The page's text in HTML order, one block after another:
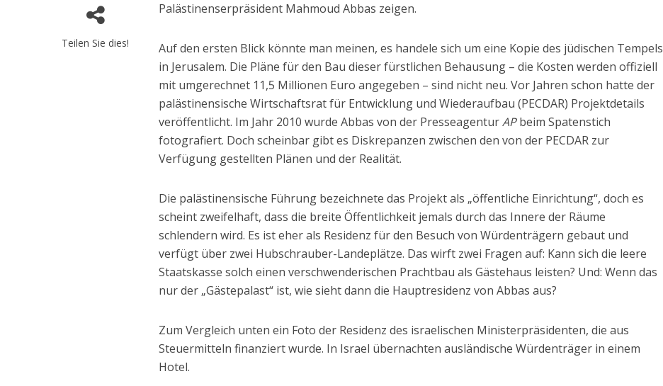
Teilen Sie dies!
Palästinenserpräsident Mahmoud Abbas zeigen.
Auf den ersten Blick könnte man meinen, es handele sich um eine Kopie des jüdischen Tempels
in Jerusalem. Die Pläne für den Bau dieser fürstlichen Behausung – die Kosten werden offiziell
mit umgerechnet 11,5 Millionen Euro angegeben – sind nicht neu. Vor Jahren schon hatte der
palästinensische Wirtschaftsrat für Entwicklung und Wiederaufbau (PECDAR) Projektdetails
veröffentlicht. Im Jahr 2010 wurde Abbas von der PresseagenturAPbeim Spatenstich
fotografiert. Doch scheinbar gibt es Diskrepanzen zwischen den von der PECDAR zur
Verfügung gestellten Plänen und der Realität.
Die palästinensische Führung bezeichnete das Projekt als „öffentliche Einrichtung“, doch es
scheint zweifelhaft, dass die breite Öffentlichkeit jemals durch das Innere der Räume
schlendern wird. Es ist eher als Residenz für den Besuch von Würdenträgern gebaut und
verfügt über zwei Hubschrauber-Landeplätze. Das wirft zwei Fragen auf: Kann sich die leere
Staatskasse solch einen verschwenderischen Prachtbau als Gästehaus leisten? Und: Wenn das
nur der „Gästepalast“ ist, wie sieht dann die Hauptresidenz von Abbas aus?
Zum Vergleich unten ein Foto der Residenz des israelischen Ministerpräsidenten, die aus
Steuermitteln finanziert wurde. In Israel übernachten ausländische Würdenträger in einem
Hotel.
Israelische Wahlen 2026: Das ist
die Knesset – Vladimir Beliak
Israelische Wahlen 2026: Das ist
die Knesset – Moshe Abutbul